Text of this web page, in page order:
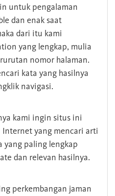
untuk pengalaman
dan enak saat
dari itu kami
yang lengkap, mulia
nomor halaman.
kata yang hasilnya
navigasi.
kami ingin situs ini
yang mencari arti
yang paling lengkap
dan relevan hasilnya.
perkembangan jaman